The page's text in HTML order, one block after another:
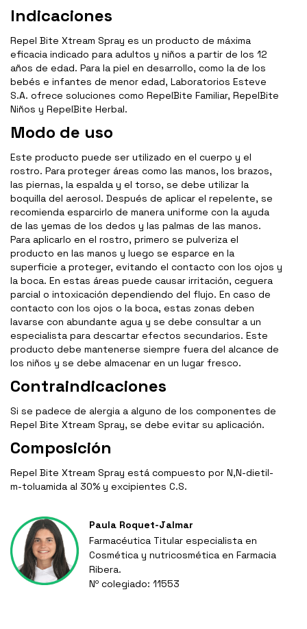
Indicaciones
Repel Bite Xtream Spray es un producto de máxima
eficacia indicado para adultos y niños a partir de los 12
años de edad. Para la piel en desarrollo, como la de los
bebés e infantes de menor edad, Laboratorios Esteve
S.A. ofrece soluciones como RepelBite Familiar, RepelBite
Niños y RepelBite Herbal.
Modo de uso
Este producto puede ser utilizado en el cuerpo y el
rostro. Para proteger áreas como las manos, los brazos,
las piernas, la espalda y el torso, se debe utilizar la
boquilla del aerosol. Después de aplicar el repelente, se
recomienda esparcirlo de manera uniforme con la ayuda
de las yemas de los dedos y las palmas de las manos.
Para aplicarlo en el rostro, primero se pulveriza el
producto en las manos y luego se esparce en la
superficie a proteger, evitando el contacto con los ojos y
la boca. En estas áreas puede causar irritación, ceguera
parcial o intoxicación dependiendo del flujo. En caso de
contacto con los ojos o la boca, estas zonas deben
lavarse con abundante agua y se debe consultar a un
especialista para descartar efectos secundarios. Este
producto debe mantenerse siempre fuera del alcance de
los niños y se debe almacenar en un lugar fresco.
Contraindicaciones
Si se padece de alergia a alguno de los componentes de
Repel Bite Xtream Spray, se debe evitar su aplicación.
Composición
Repel Bite Xtream Spray está compuesto por N,N-dietil-
m-toluamida al 30% y excipientes C.S.
Paula Roquet-Jalmar
Farmacéutica Titular especialista en
Cosmética y nutricosmética en Farmacia
Ribera.
Nº colegiado: 11553